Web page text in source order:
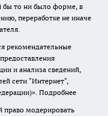
бы то ни было форме, в
переработке не иначе
рекомендательные
и анализа сведений,
сети "Интернет",
Подробнее
право модерировать